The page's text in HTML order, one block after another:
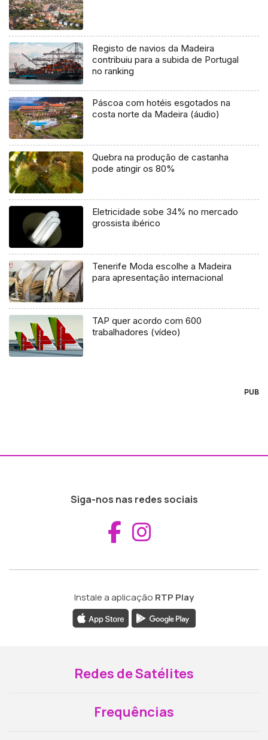
Registo de navios da Madeira
contribuiu para a subida de Portugal
no ranking
Páscoa com hotéis esgotados na
costa norte da Madeira (áudio)
Quebra na produção de castanha
pode atingir os 80%
Eletricidade sobe 34% no mercado
grossista ibérico
Tenerife Moda escolhe a Madeira
para apresentação internacional
TAP quer acordo com 600
trabalhadores (vídeo)
PUB
Siga-nos nas redes sociais
Aceder ao
Instale a aplicação RTP Play
Redes de Satélites
Frequências